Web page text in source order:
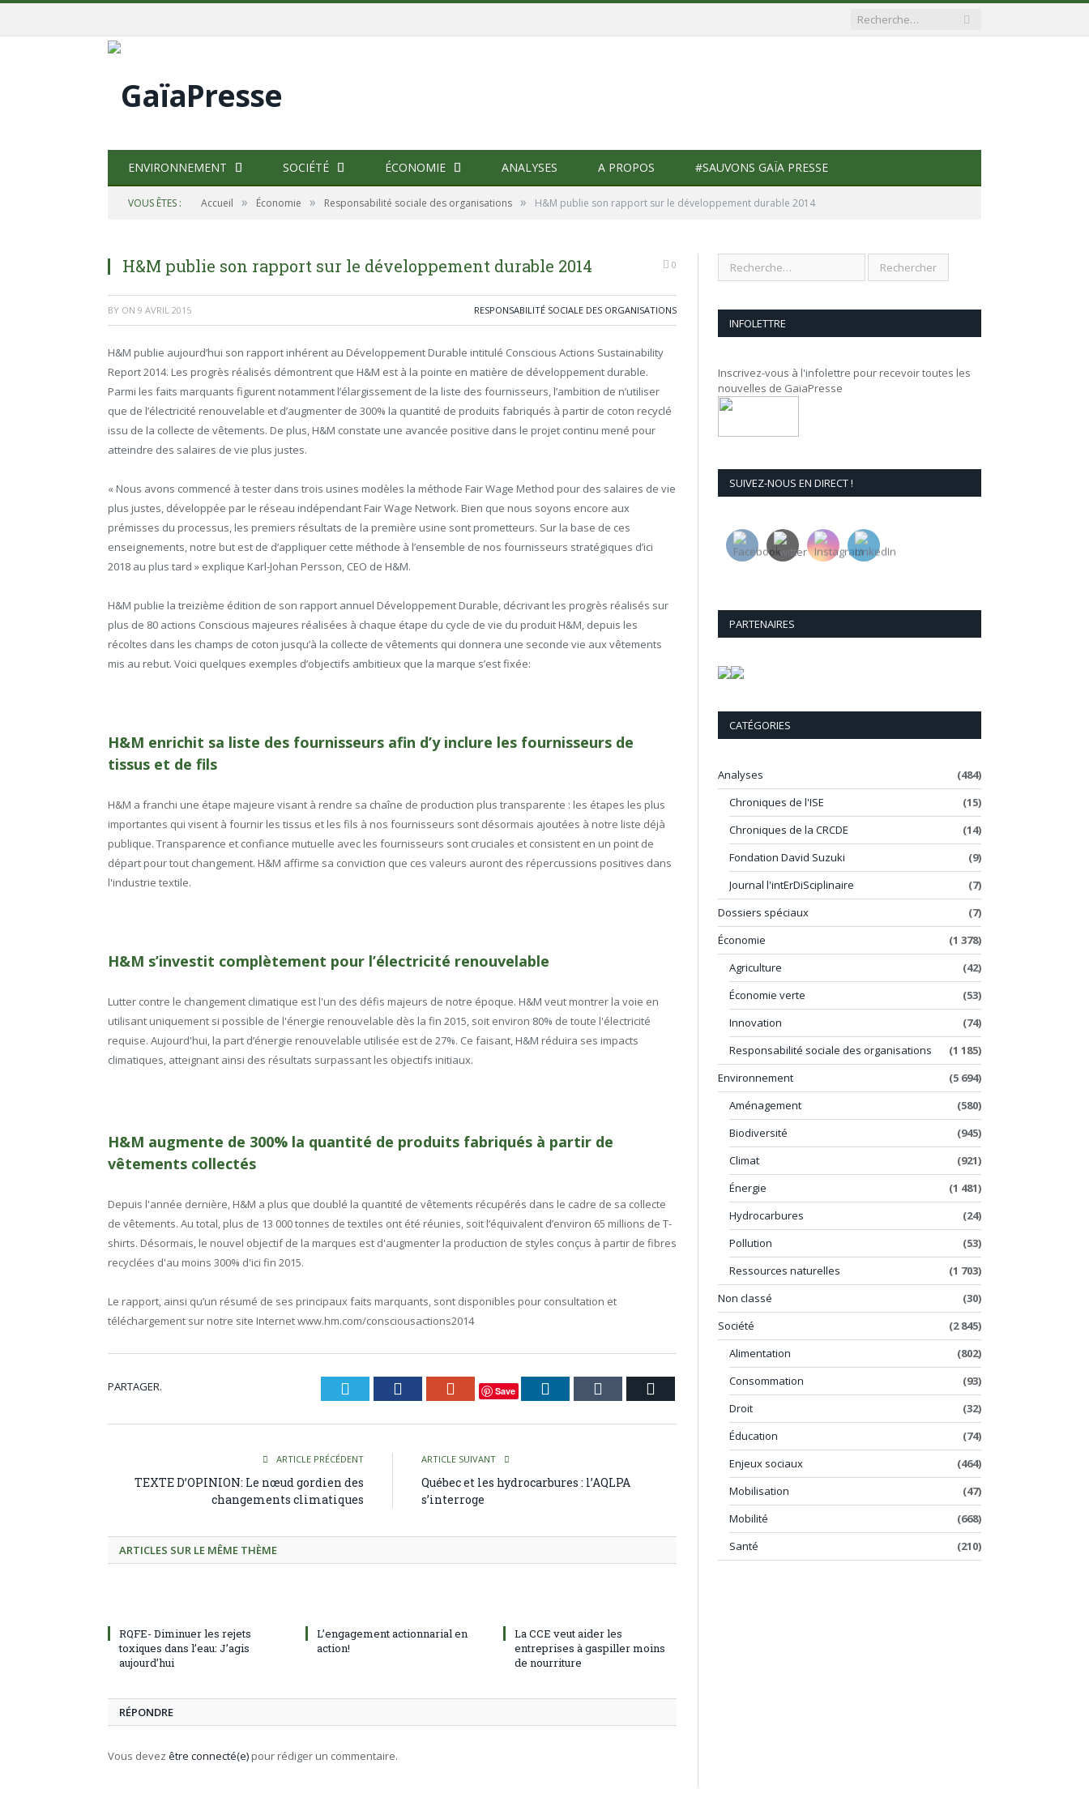
ENVIRONNEMENT SOCIÉTÉ ÉCONOMIE ANALYSES A PROPOS #SAUVONS GAÏA PRESSE
VOUS ÊTES : Accueil » Économie » Responsabilité sociale des organisations » H&M publie son rapport sur le développement durable 2014
H&M publie son rapport sur le développement durable 2014 0
BY ON 9 AVRIL 2015 RESPONSABILITÉ SOCIALE DES ORGANISATIONS
H&M publie aujourd’hui son rapport inhérent au Développement Durable intitulé Conscious Actions Sustainability
Report 2014. Les progrès réalisés démontrent que H&M est à la pointe en matière de développement durable.
Parmi les faits marquants figurent notamment l’élargissement de la liste des fournisseurs, l’ambition de n’utiliser
que de l’électricité renouvelable et d’augmenter de 300% la quantité de produits fabriqués à partir de coton recyclé
issu de la collecte de vêtements. De plus, H&M constate une avancée positive dans le projet continu mené pour
atteindre des salaires de vie plus justes.
« Nous avons commencé à tester dans trois usines modèles la méthode Fair Wage Method pour des salaires de vie
plus justes, développée par le réseau indépendant Fair Wage Network. Bien que nous soyons encore aux
prémisses du processus, les premiers résultats de la première usine sont prometteurs. Sur la base de ces
enseignements, notre but est de d’appliquer cette méthode à l’ensemble de nos fournisseurs stratégiques d’ici
2018 au plus tard » explique Karl-Johan Persson, CEO de H&M.
H&M publie la treizième édition de son rapport annuel Développement Durable, décrivant les progrès réalisés sur
plus de 80 actions Conscious majeures réalisées à chaque étape du cycle de vie du produit H&M, depuis les
récoltes dans les champs de coton jusqu’à la collecte de vêtements qui donnera une seconde vie aux vêtements
mis au rebut. Voici quelques exemples d’objectifs ambitieux que la marque s’est fixée:
H&M enrichit sa liste des fournisseurs afin d’y inclure les fournisseurs de
tissus et de fils
H&M a franchi une étape majeure visant à rendre sa chaîne de production plus transparente : les étapes les plus
importantes qui visent à fournir les tissus et les fils à nos fournisseurs sont désormais ajoutées à notre liste déjà
publique. Transparence et confiance mutuelle avec les fournisseurs sont cruciales et consistent en un point de
départ pour tout changement. H&M affirme sa conviction que ces valeurs auront des répercussions positives dans
l'industrie textile.
H&M s’investit complètement pour l’électricité renouvelable
Lutter contre le changement climatique est l'un des défis majeurs de notre époque. H&M veut montrer la voie en
utilisant uniquement si possible de l'énergie renouvelable dès la fin 2015, soit environ 80% de toute l'électricité
requise. Aujourd'hui, la part d’énergie renouvelable utilisée est de 27%. Ce faisant, H&M réduira ses impacts
climatiques, atteignant ainsi des résultats surpassant les objectifs initiaux.
H&M augmente de 300% la quantité de produits fabriqués à partir de
vêtements collectés
Depuis l'année dernière, H&M a plus que doublé la quantité de vêtements récupérés dans le cadre de sa collecte
de vêtements. Au total, plus de 13 000 tonnes de textiles ont été réunies, soit l’équivalent d’environ 65 millions de T-
shirts. Désormais, le nouvel objectif de la marques est d'augmenter la production de styles conçus à partir de fibres
recyclées d'au moins 300% d'ici fin 2015.
Le rapport, ainsi qu’un résumé de ses principaux faits marquants, sont disponibles pour consultation et
téléchargement sur notre site Internetwww.hm.com/consciousactions2014
PARTAGER. Twitter Facebook Google+
Save LinkedIn Tumblr
ARTICLE PRÉCÉDENT
TEXTE D’OPINION: Le nœud gordien des
changements climatiques
ARTICLE SUIVANT
Québec et les hydrocarbures : l’AQLPA
s’interroge
ARTICLES SUR LE MÊME THÈME
RQFE- Diminuer les rejets
toxiques dans l’eau: J’agis
aujourd’hui
L’engagement actionnarial en
action!
La CCE veut aider les
entreprises à gaspiller moins
de nourriture
RÉPONDRE
Vous devez être connecté(e) pour rédiger un commentaire.
INFOLETTRE
Inscrivez-vous à l'infolettre pour recevoir toutes les
nouvelles de GaïaPresse
SUIVEZ-NOUS EN DIRECT !
PARTENAIRES
CATÉGORIES
Analyses
(484)
Chroniques de l'ISE
(15)
Chroniques de la CRCDE
(14)
Fondation David Suzuki
(9)
Journal l'intErDiSciplinaire
(7)
Dossiers spéciaux
(7)
Économie
(1 378)
Agriculture
(42)
Économie verte
(53)
Innovation
(74)
Responsabilité sociale des organisations
(1 185)
Environnement
(5 694)
Aménagement
(580)
Biodiversité
(945)
Climat
(921)
Énergie
(1 481)
Hydrocarbures
(24)
Pollution
(53)
Ressources naturelles
(1 703)
Non classé
(30)
Société
(2 845)
Alimentation
(802)
Consommation
(93)
Droit
(32)
Éducation
(74)
Enjeux sociaux
(464)
Mobilisation
(47)
Mobilité
(668)
Santé
(210)